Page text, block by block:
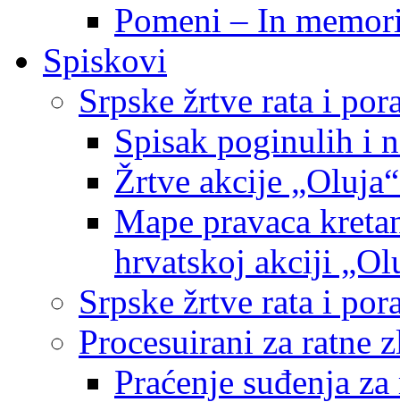
Pomeni – In
Spiskovi
Srpske žrtve rata i
Spisak poginulih i
Žrtve akcije
Mape pravaca
hrvatskoj akciji
Srpske žrtve rata i
Procesuirani za ratne
Praćenje suđenja